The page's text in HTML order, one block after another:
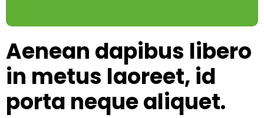
Aenean dapibus libero
in metus laoreet, id
porta neque aliquet.